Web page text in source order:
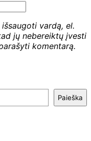
vardą, el.
jų nebereiktų įvesti
komentarą.
Paieška